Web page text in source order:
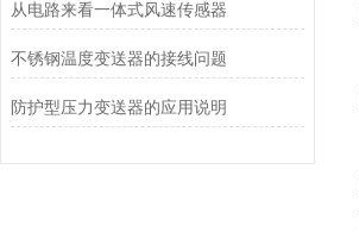
从电路来看一体式风速传感器
不锈钢温度变送器的接线问题
防护型压力变送器的应用说明